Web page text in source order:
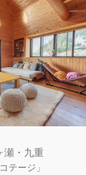
瀬・九重
テージ」